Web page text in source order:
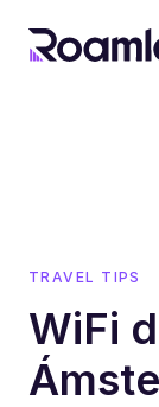
TRAVEL TIPS
WiFi